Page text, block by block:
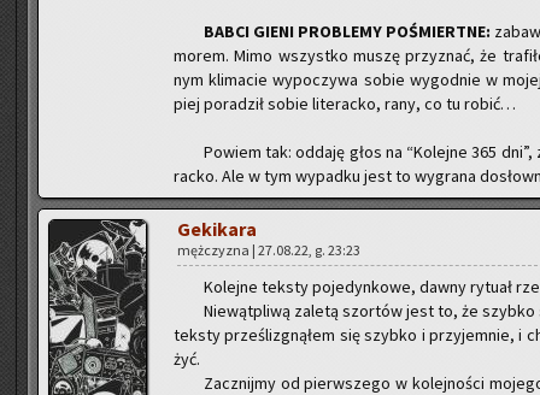
BABCI GIENI PRO­BLE­MY PO­ŚMIERT­NE:
mo­rem. Mimo wszyst­ko muszę przy­znać, że
nym kli­ma­cie wy­po­czy­wa sobie wy­god­nie w
piej po­ra­dził sobie li­te­rac­ko, rany, co tu robić…
Po­wiem tak: od­da­ję głos na “Ko­lej­ne 365
rac­ko. Ale w tym wy­pad­ku jest to wy­gra­na
Ge­ki­ka­ra
męż­czy­zna | 27.08.22, g. 23:23
Ko­lej­ne tek­sty po­je­dyn­ko­we, dawny ry­tu­ał
Nie­wąt­pli­wą za­le­tą szor­tów jest to, że
tek­sty prze­śli­zgną­łem się szyb­ko i przy­jem­nie, i
żyć.
Za­cznij­my od pierw­sze­go w ko­lej­no­ści